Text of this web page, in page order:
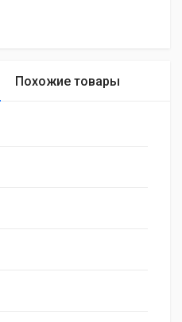
Похожие товары